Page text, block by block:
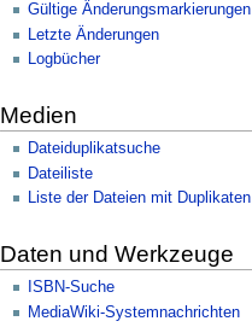
Gültige Änderungsmarkierungen
Letzte Änderungen
Logbücher
Medien
Dateiduplikatsuche
Dateiliste
Liste der Dateien mit Duplikaten
Daten und Werkzeuge
ISBN-Suche
MediaWiki-Systemnachrichten